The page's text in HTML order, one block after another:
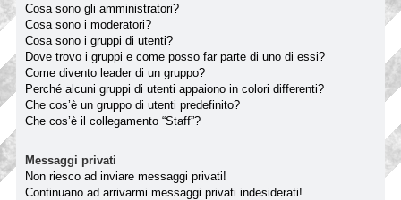
Cosa sono gli amministratori?
Cosa sono i moderatori?
Cosa sono i gruppi di utenti?
Dove trovo i gruppi e come posso far parte di uno di essi?
Come divento leader di un gruppo?
Perché alcuni gruppi di utenti appaiono in colori differenti?
Che cos’è un gruppo di utenti predefinito?
Che cos’è il collegamento “Staff”?
Messaggi privati
Non riesco ad inviare messaggi privati!
Continuano ad arrivarmi messaggi privati indesiderati!